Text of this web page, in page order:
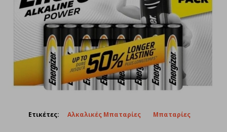
Ετικέτες: Αλκαλικές Μπαταρίες Μπαταρίες